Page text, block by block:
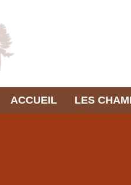
ACCUEIL LES